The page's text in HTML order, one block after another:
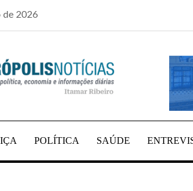
de 2026
DE SALVADOR E REGIÃO, POR
POLÍTICA SAÚDE